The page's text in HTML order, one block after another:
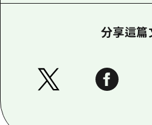
分享這篇